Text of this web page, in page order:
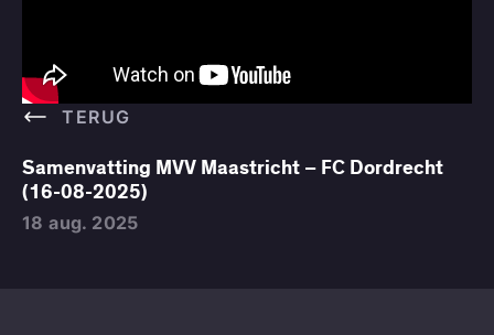
TERUG
Samenvatting MVV Maastricht – FC Dordrecht
(16-08-2025)
18 aug. 2025